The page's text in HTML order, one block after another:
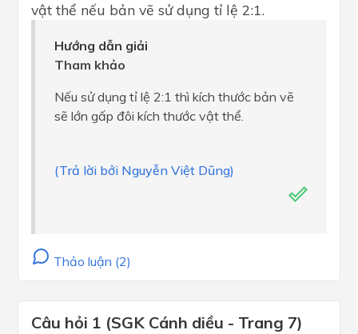
vật thể nếu bản vẽ sử dụng tỉ lệ 2:1.
Hướng dẫn giải
Tham khảo
Nếu sử dụng tỉ lệ 2:1 thì kích thước bản vẽ
sẽ lớn gấp đôi kích thước vật thể.
(Trả lời bởi Nguyễn Việt Dũng)
Thảo luận (2)
Câu hỏi 1 (SGK Cánh diều - Trang 7)